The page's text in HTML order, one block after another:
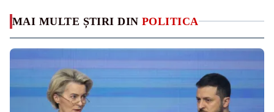
MAI MULTE ȘTIRI DIN POLITICA